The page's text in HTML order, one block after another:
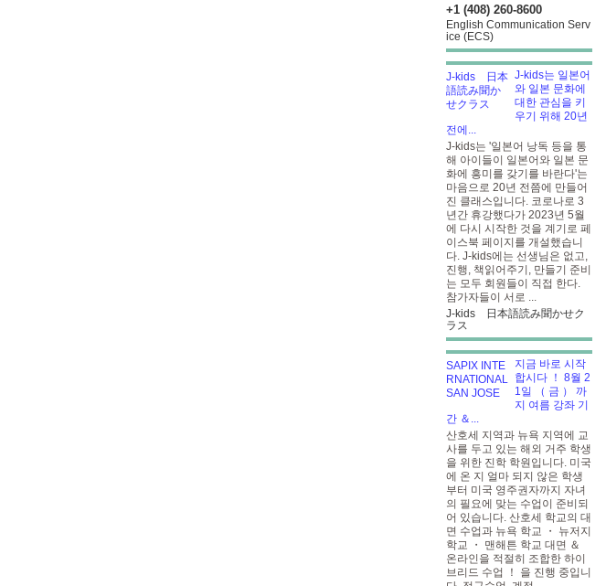
+1 (408) 260-8600
English Communication Serv
ice (ECS)
J-kids는 일본어
와 일본 문화에
대한 관심을 키
우기 위해 20년
전에...
J-kids는 '일본어 낭독 등을 통
해 아이들이 일본어와 일본 문
화에 흥미를 갖기를 바란다'는
마음으로 20년 전쯤에 만들어
진 클래스입니다. 코로나로 3
년간 휴강했다가 2023년 5월
에 다시 시작한 것을 계기로 페
이스북 페이지를 개설했습니
다. J-kids에는 선생님은 없고,
진행, 책읽어주기, 만들기 준비
는 모두 회원들이 직접 한다.
참가자들이 서로 ...
J-kids 日本語読み聞かせク
ラス
지금 바로 시작
합시다 ！ 8월 2
1일 （ 금 ） 까
지 여름 강좌 기
간 ＆...
산호세 지역과 뉴욕 지역에 교
사를 두고 있는 해외 거주 학생
을 위한 진학 학원입니다. 미국
에 온 지 얼마 되지 않은 학생
부터 미국 영주권자까지 자녀
의 필요에 맞는 수업이 준비되
어 있습니다. 산호세 학교의 대
면 수업과 뉴욕 학교 ・ 뉴저지
학교 ・ 맨해튼 학교 대면 ＆
온라인을 적절히 조합한 하이
브리드 수업 ！ 을 진행 중입니